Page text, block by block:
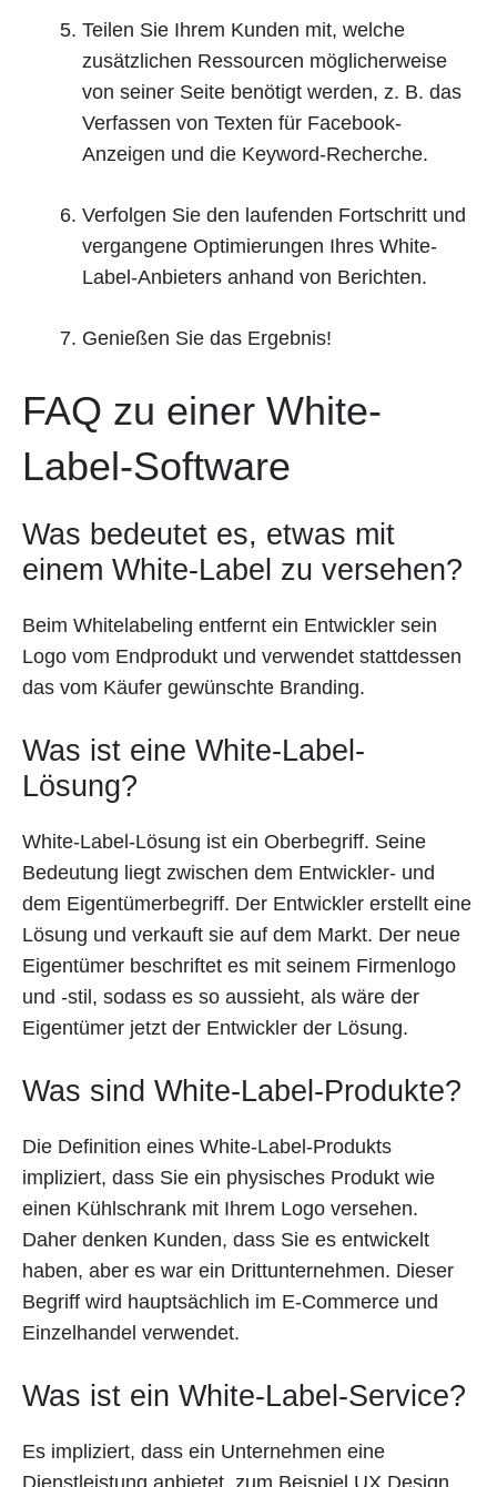
Teilen Sie Ihrem Kunden mit, welche
zusätzlichen Ressourcen möglicherweise
von seiner Seite benötigt werden, z. B. das
Verfassen von Texten für Facebook-
Anzeigen und die Keyword-Recherche.
Verfolgen Sie den laufenden Fortschritt und
vergangene Optimierungen Ihres White-
Label-Anbieters anhand von Berichten.
Genießen Sie das Ergebnis!
FAQ zu einer White-
Label-Software
Was bedeutet es, etwas mit
einem White-Label zu versehen?
Beim Whitelabeling entfernt ein Entwickler sein
Logo vom Endprodukt und verwendet stattdessen
das vom Käufer gewünschte Branding.
Was ist eine White-Label-
Lösung?
White-Label-Lösung ist ein Oberbegriff. Seine
Bedeutung liegt zwischen dem Entwickler- und
dem Eigentümerbegriff. Der Entwickler erstellt eine
Lösung und verkauft sie auf dem Markt. Der neue
Eigentümer beschriftet es mit seinem Firmenlogo
und -stil, sodass es so aussieht, als wäre der
Eigentümer jetzt der Entwickler der Lösung.
Was sind White-Label-Produkte?
Die Definition eines White-Label-Produkts
impliziert, dass Sie ein physisches Produkt wie
einen Kühlschrank mit Ihrem Logo versehen.
Daher denken Kunden, dass Sie es entwickelt
haben, aber es war ein Drittunternehmen. Dieser
Begriff wird hauptsächlich im E-Commerce und
Einzelhandel verwendet.
Was ist ein White-Label-Service?
Es impliziert, dass ein Unternehmen eine
Dienstleistung anbietet, zum Beispiel UX Design.